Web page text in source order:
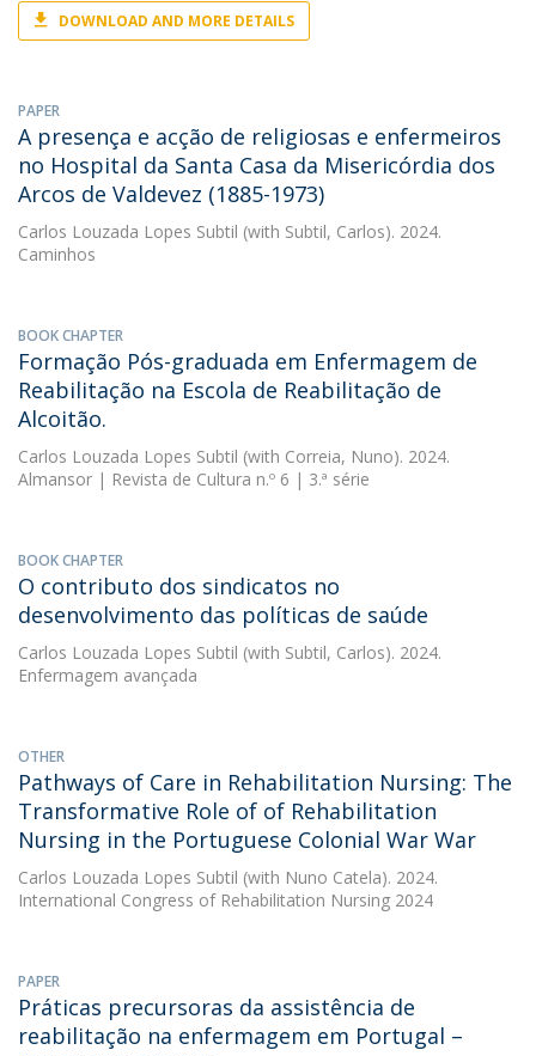
DOWNLOAD AND MORE DETAILS
PAPER
A presença e acção de religiosas e enfermeiros
no Hospital da Santa Casa da Misericórdia dos
Arcos de Valdevez (1885-1973)
Carlos Louzada Lopes Subtil (with Subtil, Carlos). 2024.
Caminhos
BOOK CHAPTER
Formação Pós-graduada em Enfermagem de
Reabilitação na Escola de Reabilitação de
Alcoitão.
Carlos Louzada Lopes Subtil (with Correia, Nuno). 2024.
Almansor | Revista de Cultura n.º 6 | 3.ª série
BOOK CHAPTER
O contributo dos sindicatos no
desenvolvimento das políticas de saúde
Carlos Louzada Lopes Subtil (with Subtil, Carlos). 2024.
Enfermagem avançada
OTHER
Pathways of Care in Rehabilitation Nursing: The
Transformative Role of of Rehabilitation
Nursing in the Portuguese Colonial War War
Carlos Louzada Lopes Subtil (with Nuno Catela). 2024.
International Congress of Rehabilitation Nursing 2024
PAPER
Práticas precursoras da assistência de
reabilitação na enfermagem em Portugal –